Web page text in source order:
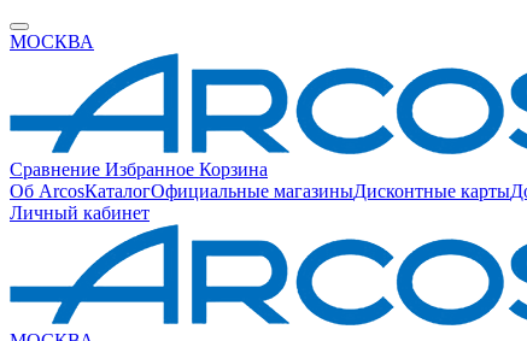
МОСКВА
Сравнение Избранное Корзина
Об ArcosКаталогОфициальные магазиныДисконтные карты
Личный кабинет